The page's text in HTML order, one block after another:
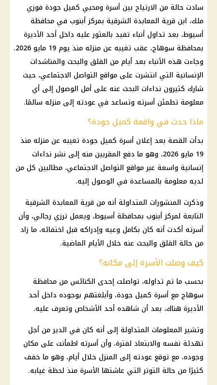
سادت حالة من الارتياح بين أسرة ومحبي كميل جودة فوزي
ملك، ابن قرية المعابدة الشرقية بمركز أبنوب في محافظة
أسيوط، بعد تداول أنباء تفيد بالعثور عليه داخل أحد الأديرة
بمحافظة سوهاج، عقب تغيبه عن منزله منذ يوم 19 مايو 2026.
وجاءت هذه الأنباء بعد أيام من القلق والبحث والمناشدات
الإنسانية التي انتشرت على مواقع التواصل الاجتماعي، حيث
شارك كثيرون نداءات البحث عنه على أمل الوصول إلى أي
معلومة تطمئن أسرته وتساعد في عودته إلى منزله سالمًا.
ماذا حدث في واقعة كميل جودة؟
بدأت القصة بعد إعلان أسرة كميل جودة تغيبه عن منزله منذ
19 مايو 2026، وهو ما دفع المقربين منه إلى نشر نداءات
إنسانية واسعة عبر مواقع التواصل الاجتماعي، مطالبين كل من
لديه معلومة بالمساعدة في الوصول إليه.
وذكرت المنشورات المتداولة أنه من قرية المعابدة الشرقية
التابعة لمركز أبنوب بمحافظة أسيوط، ويعمل ترزي رجالي، وأن
أسرته أكدت أنه كان بكامل وعيه وإدراكه قبل اختفائه، ما زاد
من حالة القلق والبحث عنه خلال الأيام الماضية.
كيف وصلت الأسرة إلى مكانه؟
بحسب ما تم تداوله، تواصلت إحدى الكنائس من محافظة
سوهاج مع أسرة كميل جودة، وأبلغتهم بوجوده داخل أحد
الأديرة هناك، بعد أن شاهده أحد الأشخاص وتعرف عليه.
وتشير المعلومات المتداولة إلى أنه كان في الدير من أجل
تهدئة نفسه والابتعاد لفترة، وأن أسرته اطمأنت على مكان
وجوده، مع توقع عودته إلى المنزل خلال أيام، وهو ما خفف
كثيرًا من حالة التوتر التي عاشتها الأسرة منذ لحظة غيابه.